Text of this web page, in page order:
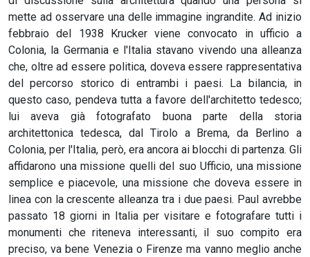
mette ad osservare una delle immagine ingrandite. Ad inizio
febbraio del 1938 Krucker viene convocato in ufficio a
Colonia, la Germania e l'Italia stavano vivendo una alleanza
che, oltre ad essere politica, doveva essere rappresentativa
del percorso storico di entrambi i paesi. La bilancia, in
questo caso, pendeva tutta a favore dell'architetto tedesco;
lui aveva già fotografato buona parte della storia
architettonica tedesca, dal Tirolo a Brema, da Berlino a
Colonia, per l'Italia, però, era ancora ai blocchi di partenza. Gli
affidarono una missione quelli del suo Ufficio, una missione
semplice e piacevole, una missione che doveva essere in
linea con la crescente alleanza tra i due paesi. Paul avrebbe
passato 18 giorni in Italia per visitare e fotografare tutti i
monumenti che riteneva interessanti, il suo compito era
preciso, va bene Venezia o Firenze ma vanno meglio anche